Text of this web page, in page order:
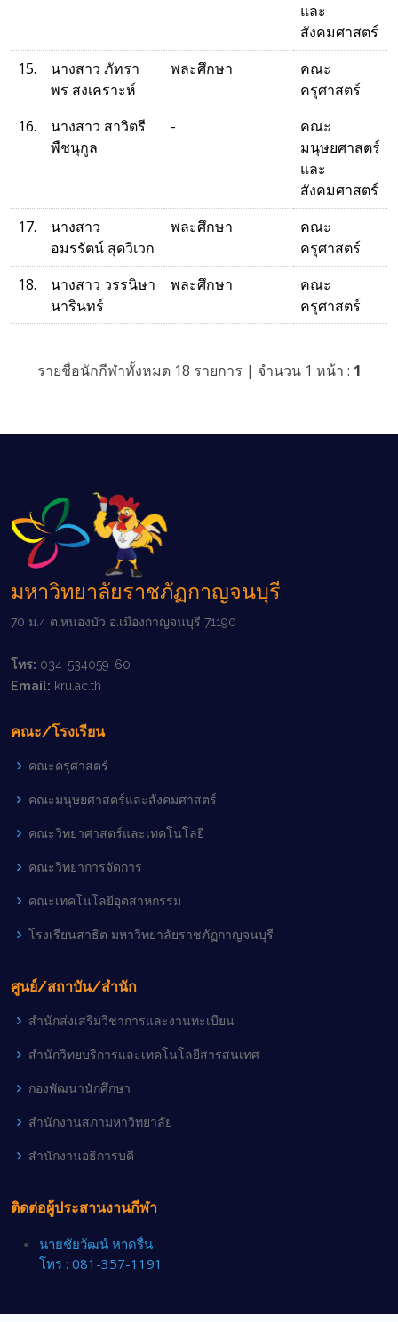
และ
สังคมศาสตร์
15.
นางสาว ภัทรา
พร สงเคราะห์
พละศึกษา
คณะ
ครุศาสตร์
16.
นางสาว สาวิตรี
พืชนุกูล
-
คณะ
มนุษยศาสตร์
และ
สังคมศาสตร์
17.
นางสาว
อมรรัตน์ สุดวิเวก
พละศึกษา
คณะ
ครุศาสตร์
18.
นางสาว วรรนิษา
นารินทร์
พละศึกษา
คณะ
ครุศาสตร์
รายชื่อนักกีฬาทั้งหมด 18 รายการ | จำนวน 1 หน้า : 1
มหาวิทยาลัยราชภัฏกาญจนบุรี
70 ม.4 ต.หนองบัว อ.เมืองกาญจนบุรี 71190
โทร: 034-534059-60
Email: kru.ac.th
คณะ/โรงเรียน
คณะครุศาสตร์
คณะมนุษยศาสตร์และสังคมศาสตร์
คณะวิทยาศาสตร์และเทคโนโลยี
คณะวิทยาการจัดการ
คณะเทคโนโลยีอุตสาหกรรม
โรงเรียนสาธิต มหาวิทยาลัยราชภัฏกาญจนบุรี
ศูนย์/สถาบัน/สำนัก
สำนักส่งเสริมวิชาการและงานทะเบียน
สำนักวิทยบริการและเทคโนโลยีสารสนเทศ
กองพัฒนานักศึกษา
สำนักงานสภามหาวิทยาลัย
สำนักงานอธิการบดี
ติดต่อผู้ประสานงานกีฬา
นายชัยวัฒน์ หาดรื่น
โทร : 081-357-1191